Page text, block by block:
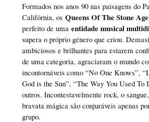
Formados nos anos 90 nas paisagens do
Califórnia, os Queens Of The Stone Age
perfeito de uma entidade musical
supera o próprio género que criou.
ambiciosos e brilhantes para estarem
de uma categoria, agraciaram o mundo
incontornáveis como “No One Knows”,
God is the Sun”, “The Way You Used To
outros. Incontestavelmente rock, o
bravata mágica são conjuráveis apenas
grupo.